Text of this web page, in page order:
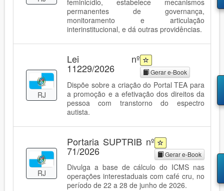
feminicídio, estabelece mecanismos
permanentes de governança,
monitoramento e articulação
interinstitucional, e dá outras providências.
RJ
Lei nº
11229/2026 Gerar e-Book
Dispõe sobre a criação do Portal TEA para
a promoção e a efetivação dos direitos da
pessoa com transtorno do espectro
autista.
RJ
Portaria SUPTRIB nº
71/2026 Gerar e-Book
Divulga a base de cálculo do ICMS nas
operações interestaduais com café cru, no
período de 22 a 28 de junho de 2026.